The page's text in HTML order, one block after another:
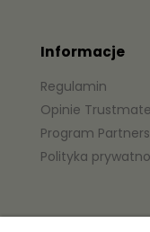
Informacje
Regulamin
Opinie Trustmate
Program
Polityka